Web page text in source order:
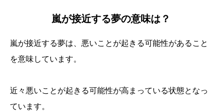
嵐が接近する夢の意味は？
嵐が接近する夢は、悪いことが起きる可能性があること
を意味しています。
近々悪いことが起きる可能性が高まっている状態となっ
ています。